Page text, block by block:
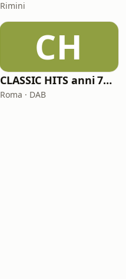
Rimini
CH
CLASSIC HITS anni 70 80 90
Roma · DAB